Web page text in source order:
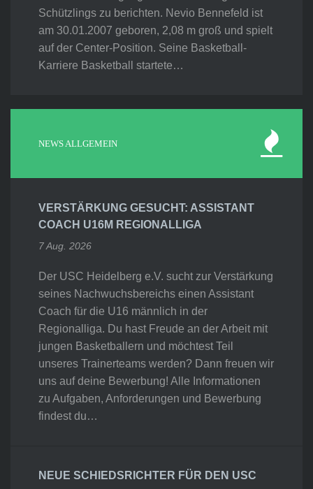
Schützlings zu berichten. Nevio Bennefeld ist
am 30.01.2007 geboren, 2,08 m groß und spielt
auf der Center-Position. Seine Basketball-
Karriere Basketball startete…
NEWS ALLGEMEIN
VERSTÄRKUNG GESUCHT: ASSISTANT
COACH U16M REGIONALLIGA
7 Aug. 2026
Der USC Heidelberg e.V. sucht zur Verstärkung
seines Nachwuchsbereichs einen Assistant
Coach für die U16 männlich in der
Regionalliga. Du hast Freude an der Arbeit mit
jungen Basketballern und möchtest Teil
unseres Trainerteams werden? Dann freuen wir
uns auf deine Bewerbung! Alle Informationen
zu Aufgaben, Anforderungen und Bewerbung
findest du…
NEUE SCHIEDSRICHTER FÜR DEN USC